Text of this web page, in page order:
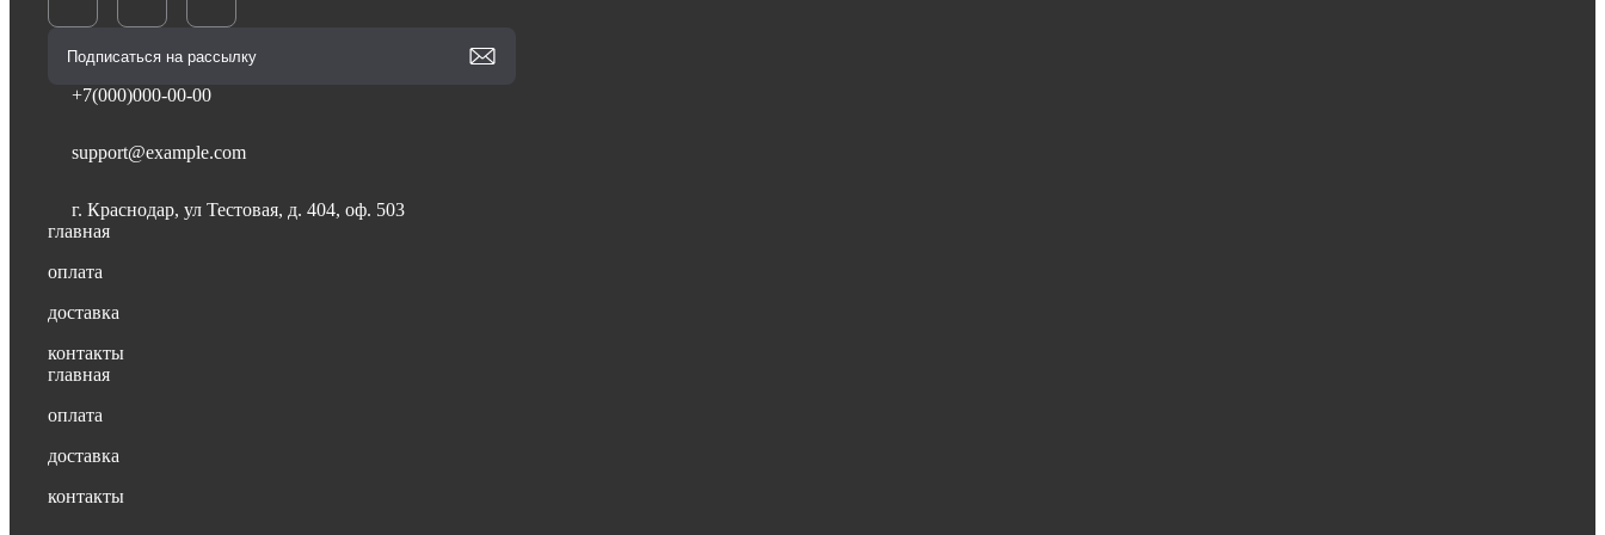
+7(000)000-00-00
support@example.com
г. Краснодар, ул Тестовая, д. 404, оф. 503
главная
оплата
доставка
контакты
главная
оплата
доставка
контакты